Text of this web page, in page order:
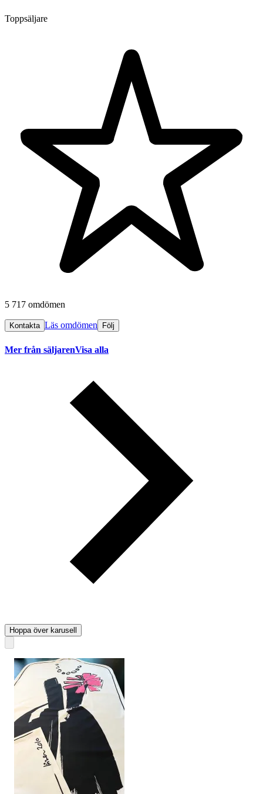
Toppsäljare
5 717 omdömen
Kontakta Läs omdömen Följ
Mer från säljarenVisa alla
Hoppa över karusell